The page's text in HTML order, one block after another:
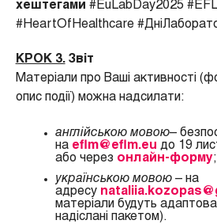
хештегами #EuLabDay2025
#HeartOfHealthcare
КРОК 3.Звіт
Матеріали про Ваші активності
опис події) можна надсилати:
англійською мовою–
на eflm@eflm.eu до 19
або через онлайн-форму;
українською мовою– на
адресу
матеріали будуть
надіслані пакетом).